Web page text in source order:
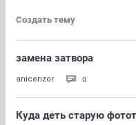
Создать тему
замена затвора
anicenzor 0
Куда деть старую